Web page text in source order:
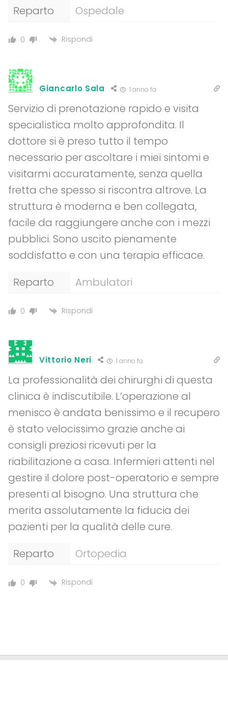
Reparto
Ospedale
0 Rispondi
Giancarlo Sala 1 anno fa
Servizio di prenotazione rapido e visita
specialistica molto approfondita. Il
dottore si è preso tutto il tempo
necessario per ascoltare i miei sintomi e
visitarmi accuratamente, senza quella
fretta che spesso si riscontra altrove. La
struttura è moderna e ben collegata,
facile da raggiungere anche con i mezzi
pubblici. Sono uscito pienamente
soddisfatto e con una terapia efficace.
Reparto
Ambulatori
0 Rispondi
Vittorio Neri 1 anno fa
La professionalità dei chirurghi di questa
clinica è indiscutibile. L’operazione al
menisco è andata benissimo e il recupero
è stato velocissimo grazie anche ai
consigli preziosi ricevuti per la
riabilitazione a casa. Infermieri attenti nel
gestire il dolore post-operatorio e sempre
presenti al bisogno. Una struttura che
merita assolutamente la fiducia dei
pazienti per la qualità delle cure.
Reparto
Ortopedia
0 Rispondi